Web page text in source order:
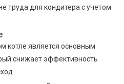
труда для кондитера с учетом
котле является основным
снижает эффективность